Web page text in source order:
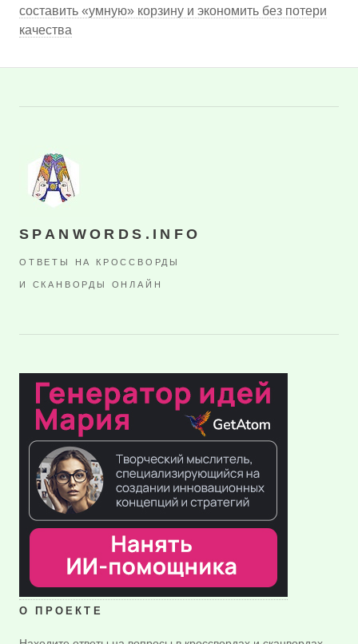
составить «умную» корзину и экономить без потери
качества
SPANWORDS.INFO
ОТВЕТЫ НА КРОССВОРДЫ
И СКАНВОРДЫ ОНЛАЙН
О ПРОЕКТЕ